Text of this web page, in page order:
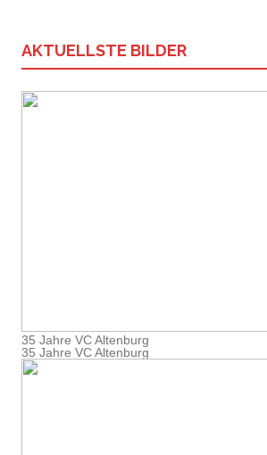
AKTUELLSTE BILDER
35 Jahre VC Altenburg
35 Jahre VC Altenburg